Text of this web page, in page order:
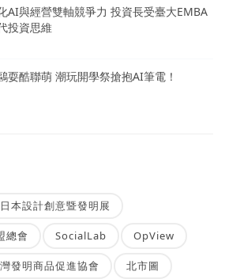
AI與經營雙軸競爭力 投資長受臺大EMBA
投資思維
耍酷聯萌 潮玩開學祭搶抱AI筆電！
本設計創意暨發明展
總會 SocialLab OpView
發明商品促進協會 北市圖